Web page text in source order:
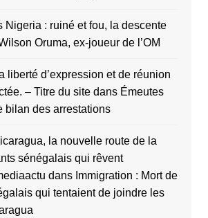
Nigeria : ruiné et fou, la descente
Oruma, ex-joueur de l’OM
liberté d’expression et de réunion
– Titre du sitedans Émeutes
bilan des arrestations
la nouvelle route de la
sénégalais qui rêvent
dans Immigration : Mort de
qui tentaient de joindre les